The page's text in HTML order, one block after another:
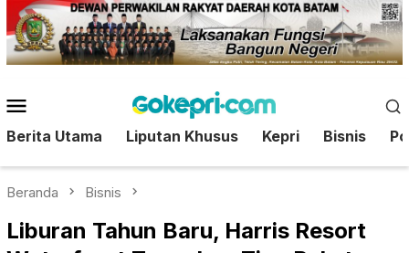
Loncat
ke
konten
Mobile
Berita Utama Liputan Khusus Kepri Bisnis
Beranda Bisnis
Liburan Tahun Baru, Harris Resort